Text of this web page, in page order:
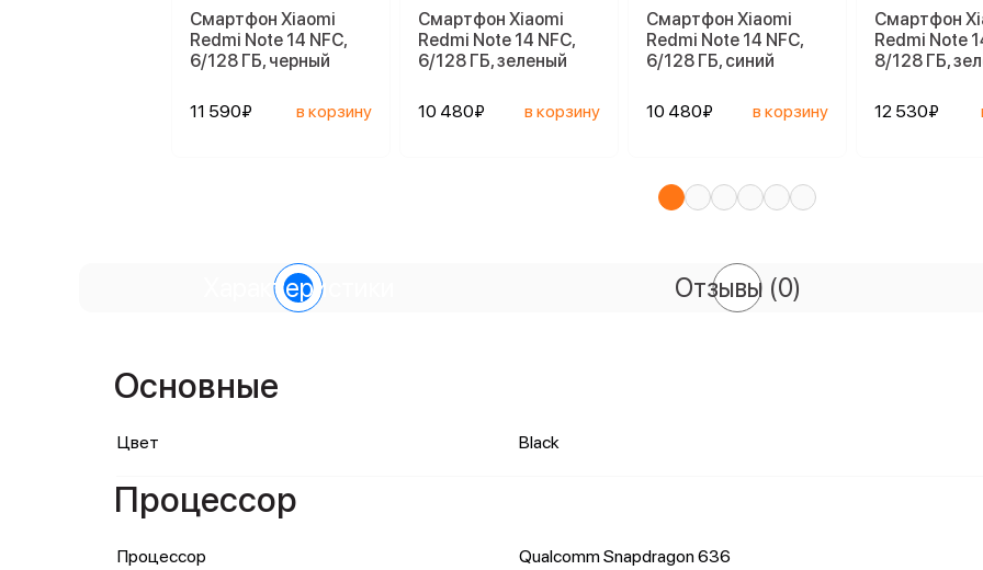
Смартфон Xiaomi
Redmi Note 14 NFC,
6/128 ГБ, черный
11 590₽ в корзину
Смартфон Xiaomi
Redmi Note 14 NFC,
6/128 ГБ, зеленый
10 480₽ в корзину
Смартфон Xiaomi
Redmi Note 14 NFC,
6/128 ГБ, синий
10 480₽ в корзину
Смартфон
Redmi Note
8/128 ГБ,
12 530₽
Характеристики Отзывы (0)
Основные
Цвет Black
Процессор
Процессор Qualcomm Snapdragon 636